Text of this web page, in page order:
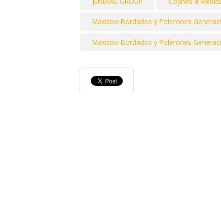
Maxicovi Bordados y Polerones
Maxicovi Bordados y Polerones